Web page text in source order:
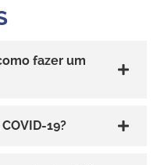
fazer um
19?